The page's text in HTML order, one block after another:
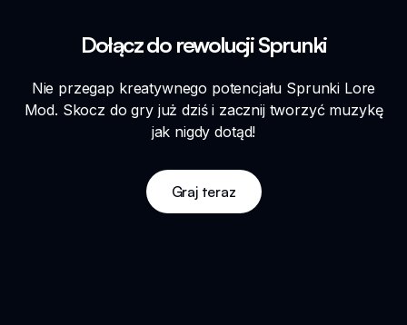
Dołącz do rewolucji Sprunki
Nie przegap kreatywnego potencjału Sprunki Lore
Mod. Skocz do gry już dziś i zacznij tworzyć muzykę
jak nigdy dotąd!
Graj teraz